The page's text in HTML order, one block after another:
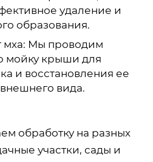
удаление и
образования.
Мы проводим
мойку крыши для
и восстановления ее
вида.
обработку на разных
участки, сады и